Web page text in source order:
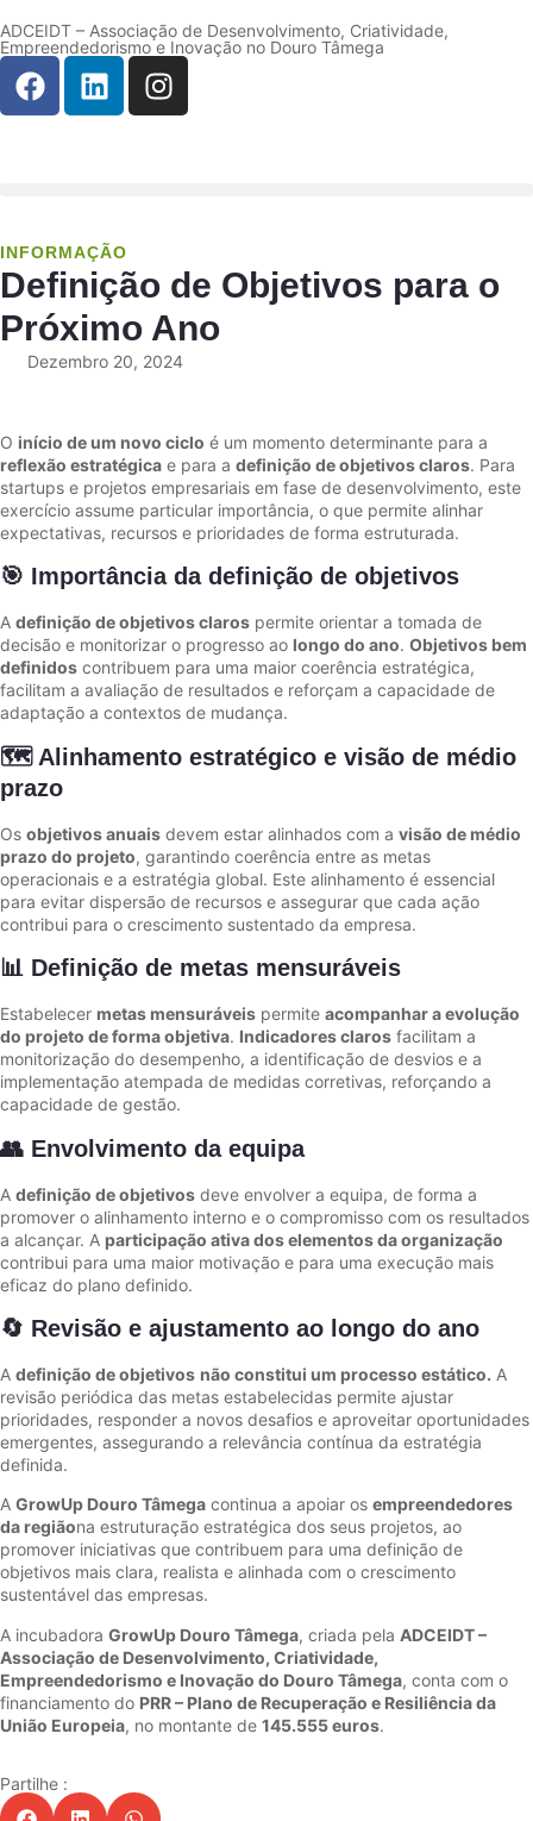
ADCEIDT – Associação de Desenvolvimento, Criatividade,
Empreendedorismo e Inovação no Douro Tâmega
INFORMAÇÃO
Definição de Objetivos para o
Próximo Ano
Dezembro 20, 2024
O início de um novo ciclo é um momento determinante para a
reflexão estratégica e para a definição de objetivos claros. Para
startups e projetos empresariais em fase de desenvolvimento, este
exercício assume particular importância, o que permite alinhar
expectativas, recursos e prioridades de forma estruturada.
🎯 Importância da definição de objetivos
A definição de objetivos claros permite orientar a tomada de
decisão e monitorizar o progresso ao longo do ano. Objetivos bem
definidos contribuem para uma maior coerência estratégica,
facilitam a avaliação de resultados e reforçam a capacidade de
adaptação a contextos de mudança.
🗺️ Alinhamento estratégico e visão de médio
prazo
Os objetivos anuais devem estar alinhados com a visão de médio
prazo do projeto, garantindo coerência entre as metas
operacionais e a estratégia global. Este alinhamento é essencial
para evitar dispersão de recursos e assegurar que cada ação
contribui para o crescimento sustentado da empresa.
📊 Definição de metas mensuráveis
Estabelecer metas mensuráveis permite acompanhar a evolução
do projeto de forma objetiva. Indicadores claros facilitam a
monitorização do desempenho, a identificação de desvios e a
implementação atempada de medidas corretivas, reforçando a
capacidade de gestão.
👥 Envolvimento da equipa
A definição de objetivos deve envolver a equipa, de forma a
promover o alinhamento interno e o compromisso com os resultados
a alcançar. A participação ativa dos elementos da organização
contribui para uma maior motivação e para uma execução mais
eficaz do plano definido.
🔄 Revisão e ajustamento ao longo do ano
A definição de objetivos não constitui um processo estático. A
revisão periódica das metas estabelecidas permite ajustar
prioridades, responder a novos desafios e aproveitar oportunidades
emergentes, assegurando a relevância contínua da estratégia
definida.
A GrowUp Douro Tâmega continua a apoiar os empreendedores
da regiãona estruturação estratégica dos seus projetos, ao
promover iniciativas que contribuem para uma definição de
objetivos mais clara, realista e alinhada com o crescimento
sustentável das empresas.
A incubadora GrowUp Douro Tâmega, criada pela ADCEIDT –
Associação de Desenvolvimento, Criatividade,
Empreendedorismo e Inovação do Douro Tâmega, conta com o
financiamento do PRR – Plano de Recuperação e Resiliência da
União Europeia, no montante de 145.555 euros.
Partilhe :